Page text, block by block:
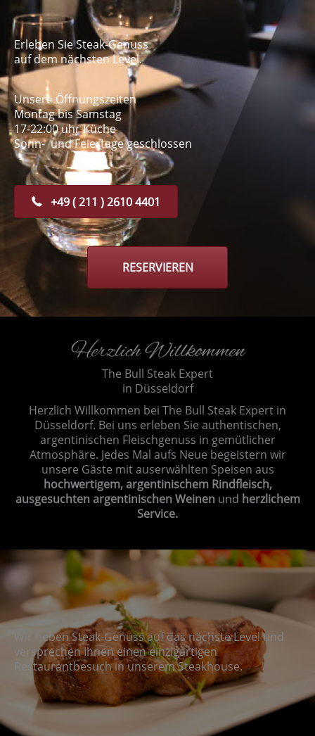
Erleben Sie Steak-Genuss
auf dem nächsten Level.
Unsere Öffnungszeiten
Montag bis Samstag
17-22:00 uhr Küche
Sonn- und Feiertage geschlossen
+49 ( 211 ) 2610 4401
RESERVIEREN
Herzlich Willkommen
The Bull Steak Expert
in Düsseldorf
Herzlich Willkommen bei The Bull Steak Expert in
Düsseldorf. Bei uns erleben Sie authentischen,
argentinischen Fleischgenuss in gemütlicher
Atmosphäre. Jedes Mal aufs Neue begeistern wir
unsere Gäste mit auserwählten Speisen aus
hochwertigem, argentinischem Rindfleisch,
ausgesuchten argentinischen Weinen und herzlichem
Service.
Wir heben Steak-Genuss auf das nächste Level und
versprechen Ihnen einen einzigartigen
Restaurantbesuch in unserem Steakhouse.